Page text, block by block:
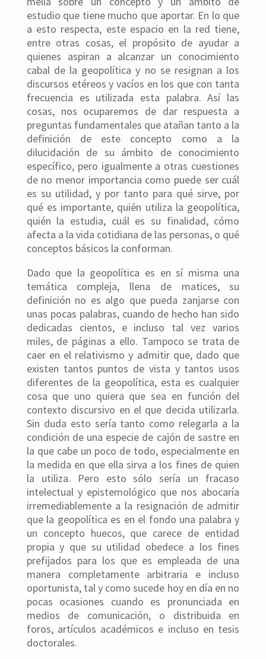
estudio que tiene mucho que aportar. En lo que
a esto respecta, este espacio en la red tiene,
entre otras cosas, el propósito de ayudar a
quienes aspiran a alcanzar un conocimiento
cabal de la geopolítica y no se resignan a los
discursos etéreos y vacíos en los que con tanta
frecuencia es utilizada esta palabra. Así las
cosas, nos ocuparemos de dar respuesta a
preguntas fundamentales que atañan tanto a la
definición de este concepto como a la
dilucidación de su ámbito de conocimiento
específico, pero igualmente a otras cuestiones
de no menor importancia como puede ser cuál
es su utilidad, y por tanto para qué sirve, por
qué es importante, quién utiliza la geopolítica,
quién la estudia, cuál es su finalidad, cómo
afecta a la vida cotidiana de las personas, o qué
conceptos básicos la conforman.
Dado que la geopolítica es en sí misma una
temática compleja, llena de matices, su
definición no es algo que pueda zanjarse con
unas pocas palabras, cuando de hecho han sido
dedicadas cientos, e incluso tal vez varios
miles, de páginas a ello. Tampoco se trata de
caer en el relativismo y admitir que, dado que
existen tantos puntos de vista y tantos usos
diferentes de la geopolítica, esta es cualquier
cosa que uno quiera que sea en función del
contexto discursivo en el que decida utilizarla.
Sin duda esto sería tanto como relegarla a la
condición de una especie de cajón de sastre en
la que cabe un poco de todo, especialmente en
la medida en que ella sirva a los fines de quien
la utiliza. Pero esto sólo sería un fracaso
intelectual y epistemológico que nos abocaría
irremediablemente a la resignación de admitir
que la geopolítica es en el fondo una palabra y
un concepto huecos, que carece de entidad
propia y que su utilidad obedece a los fines
prefijados para los que es empleada de una
manera completamente arbitraria e incluso
oportunista, tal y como sucede hoy en día en no
pocas ocasiones cuando es pronunciada en
medios de comunicación, o distribuida en
foros, artículos académicos e incluso en tesis
doctorales.